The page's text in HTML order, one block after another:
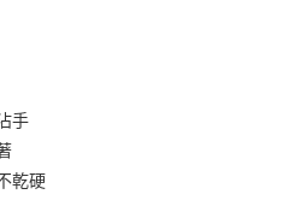
兆豐國際商業銀行
手
乾硬